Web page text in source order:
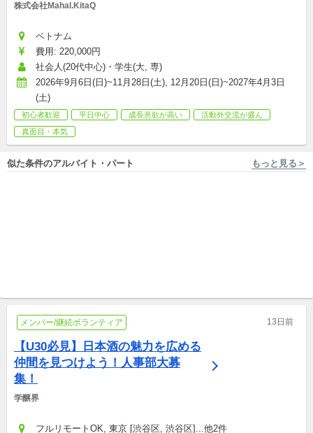
株式会社Mahal.KitaQ
ベトナム
費用: 220,000円
社会人(20代中心)・学生(大, 専)
2026年9月6日(日)~11月28日(土), 12月20日(日)~2027年4月3日
(土)
初心者歓迎 平日中心 成長意欲が高い
活動外交流が盛ん
真面目・本気
似た条件のアルバイト・パート もっと見る＞
メンバー/継続ボランティア 13日前
【U30必見】日本酒の魅力を広める
仲間を見つけよう！人事部大募
集！
学醸界
フルリモートOK, 東京 [渋谷区, 渋谷区]...他2件